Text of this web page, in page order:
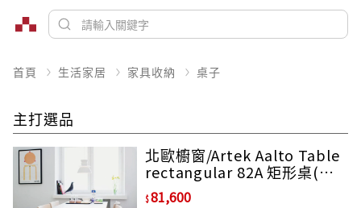
首頁 生活家居 家具收納 桌子
主打選品
北歐櫥窗/Artek Aalto Table
rectangular 82A 矩形桌(原
木腳、白桌面、150 公分)
81,600